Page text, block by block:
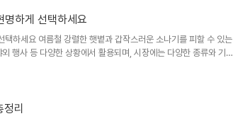
명하게 선택하세요
하세요 여름철 강렬한 햇볕과 갑작스러운 소나기를 피할 수 있는
행사 등 다양한 상황에서 활용되며, 시장에는 다양한 종류와 기
니다. 본 가이드에서는 다양한 캐노피의 특징과 장단점을 비교 분
리